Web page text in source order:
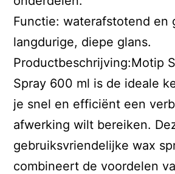
Functie: waterafstotend en
langdurige, diepe glans.
Productbeschrijving:Motip
Spray 600 ml is de ideale
je snel en efficiënt een
afwerking wilt bereiken.
gebruiksvriendelijke wax
combineert de voordelen